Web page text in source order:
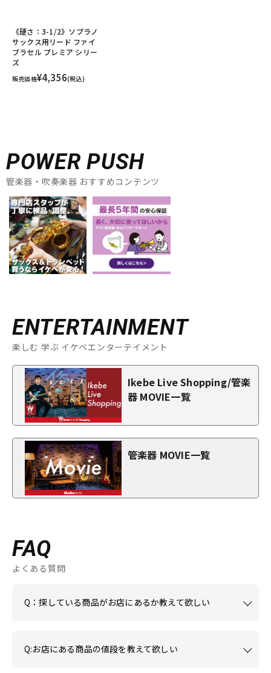
《硬さ：3-1/2》ソプラノ
サックス用リード ファイ
ブラセル プレミア シリー
ズ
販売価格¥4,356(税込)
POWER PUSH
管楽器・吹奏楽器 おすすめコンテンツ
ENTERTAINMENT
楽しむ 学ぶ イケベエンターテイメント
Ikebe Live Shopping/管楽
器 MOVIE一覧
管楽器 MOVIE一覧
FAQ
よくある質問
Q：探している商品がお店にあるか教えて欲しい
Q:お店にある商品の値段を教えて欲しい